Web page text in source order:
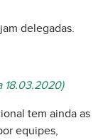
delegadas.
18.03.2020)
tem ainda as
equipes,